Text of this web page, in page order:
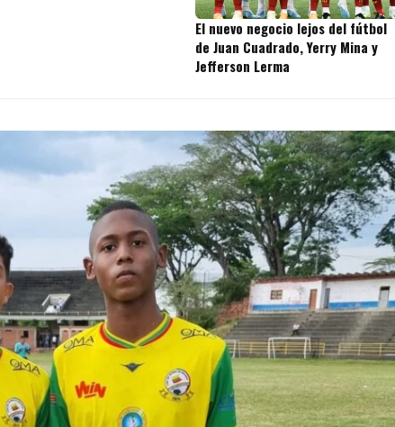
El nuevo negocio lejos del fútbol
de Juan Cuadrado, Yerry Mina y
Jefferson Lerma